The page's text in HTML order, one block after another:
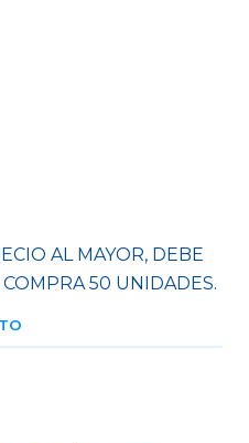
AL MAYOR, DEBE
50 UNIDADES.